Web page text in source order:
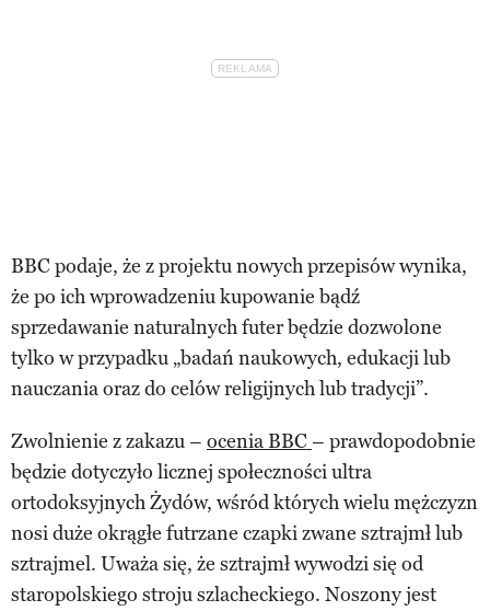
BBC podaje, że z projektu nowych przepisów wynika,
że po ich wprowadzeniu kupowanie bądź
sprzedawanie naturalnych futer będzie dozwolone
tylko w przypadku „badań naukowych, edukacji lub
nauczania oraz do celów religijnych lub tradycji”.
Zwolnienie z zakazu – ocenia BBC– prawdopodobnie
będzie dotyczyło licznej społeczności ultra
ortodoksyjnych Żydów, wśród których wielu mężczyzn
nosi duże okrągłe futrzane czapki zwane sztrajmł lub
sztrajmel. Uważa się, że sztrajmł wywodzi się od
staropolskiego stroju szlacheckiego. Noszony jest